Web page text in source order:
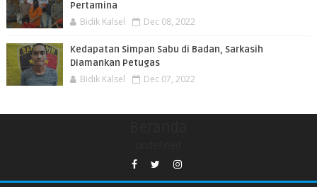
Pertamina
Bidik Kalsel Dec 08, 2022
Kedapatan Simpan Sabu di Badan, Sarkasih
Diamankan Petugas
Bidik Kalsel Dec 07, 2022